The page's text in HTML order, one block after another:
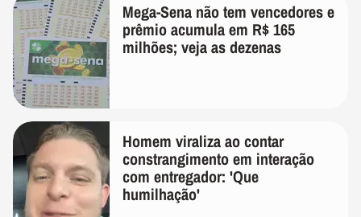
Mega-Sena não tem vencedores e
prêmio acumula em R$ 165
milhões; veja as dezenas
Homem viraliza ao contar
constrangimento em interação
com entregador: 'Que
humilhação'